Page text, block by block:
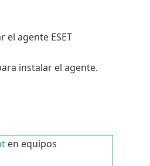
agente ESET
instalar el agente.
en equipos